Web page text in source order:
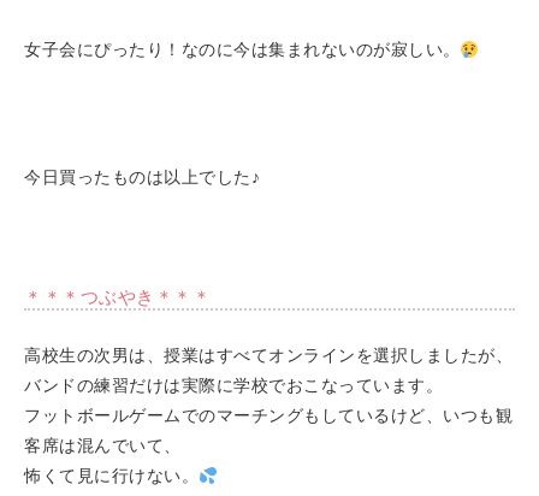
女子会にぴったり！なのに今は集まれないのが寂しい。
今日買ったものは以上でした♪
＊＊＊つぶやき＊＊＊
高校生の次男は、授業はすべてオンラインを選択しましたが、
バンドの練習だけは実際に学校でおこなっています。
フットボールゲームでのマーチングもしているけど、いつも観
客席は混んでいて、
怖くて見に行けない。